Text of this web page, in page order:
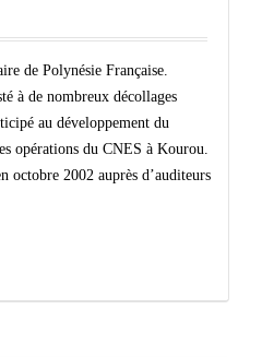
de Polynésie Française.
à de nombreux décollages
au développement du
opérations du CNES à Kourou.
2002 auprès d’auditeurs